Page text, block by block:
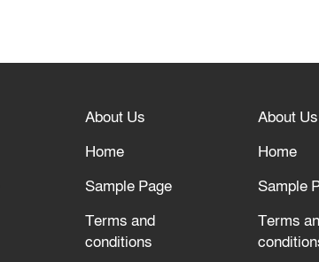
About Us
Home
Sample Page
Terms and
conditions
About Us
Home
Sample
Terms